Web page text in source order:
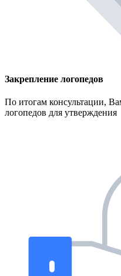
Закрепление логопедов
По итогам консультации,
логопедов для утверждения